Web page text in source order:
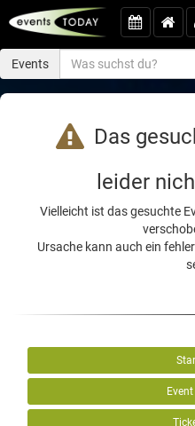
Events
Das
leider
Vielleicht ist das gesuchte
Ursache kann auch ein